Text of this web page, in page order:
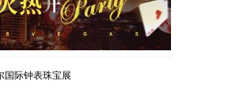
国际钟表珠宝展